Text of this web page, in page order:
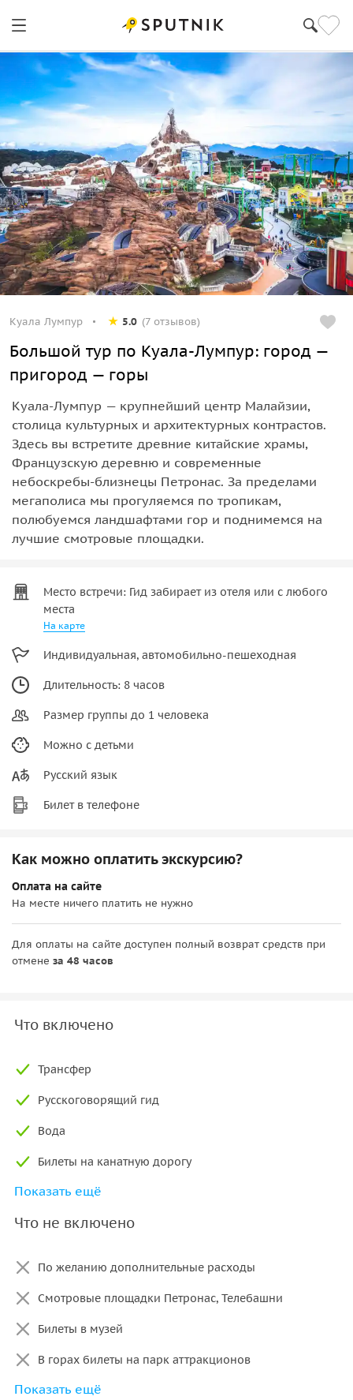
Куала Лумпур 5.0 (7 отзывов)
Большой тур по Куала-Лумпур: город —
пригород — горы
Куала-Лумпур — крупнейший центр Малайзии,
столица культурных и архитектурных контрастов.
Здесь вы встретите древние китайские храмы,
Французскую деревню и современные
небоскребы-близнецы Петронас. За пределами
мегаполиса мы прогуляемся по тропикам,
полюбуемся ландшафтами гор и поднимемся на
лучшие смотровые площадки.
Место встречи: Гид забирает из отеля или с любого
места
На карте
Индивидуальная, автомобильно-пешеходная
Длительность: 8 часов
Размер группы до 1 человека
Можно с детьми
Русский язык
Билет в телефоне
Как можно оплатить экскурсию?
Оплата на сайте
На месте ничего платить не нужно
Для оплаты на сайте доступен полный возврат средств при
отмене за 48 часов
Что включено
Трансфер
Русскоговорящий гид
Вода
Билеты на канатную дорогу
Зонты (при необходимости)
Показать ещё
Что не включено
По желанию дополнительные расходы
Смотровые площадки Петронас, Телебашни
Билеты в музей
В горах билеты на парк аттракционов
Питание
Показать ещё